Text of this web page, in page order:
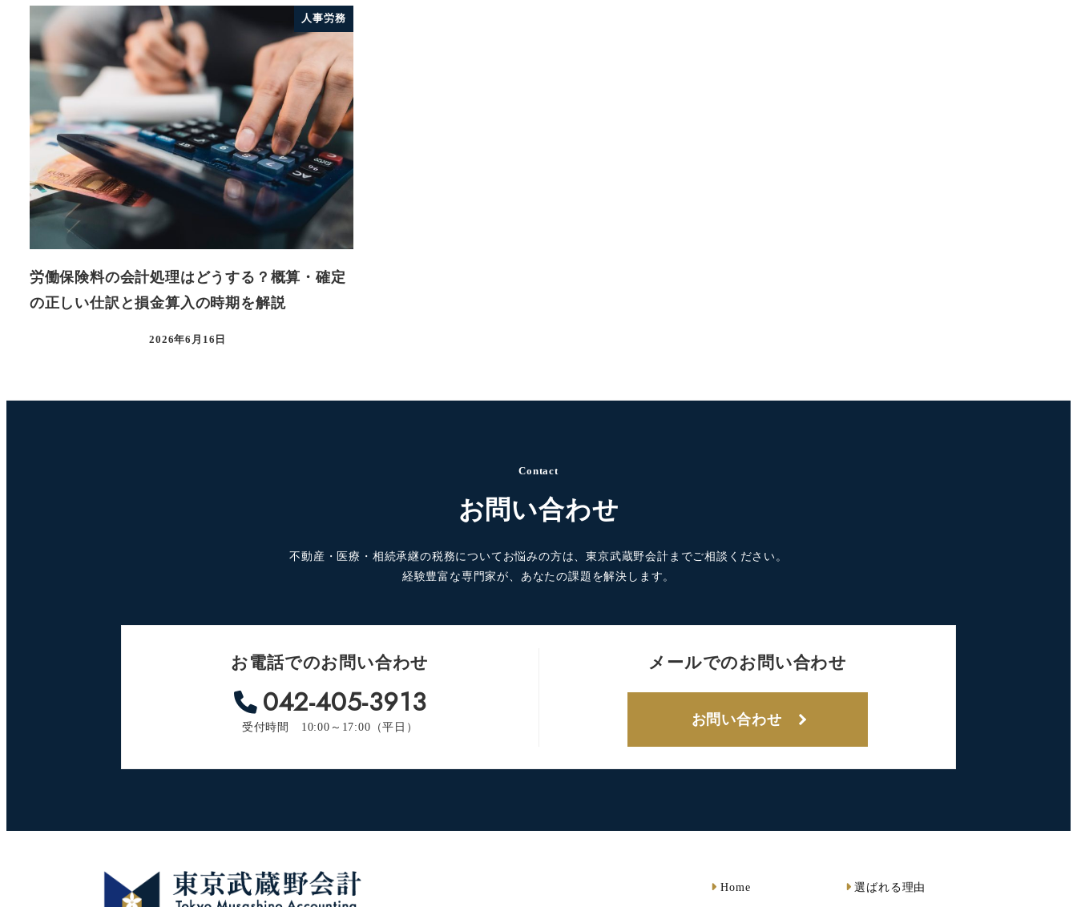
人事労務
労働保険料の会計処理はどうする？概算・確定
の正しい仕訳と損金算入の時期を解説
2026年6月16日
Contact
お問い合わせ
不動産・医療・相続承継の税務についてお悩みの方は、東京武蔵野会計までご相談ください。
経験豊富な専門家が、あなたの課題を解決します。
お電話でのお問い合わせ
042-405-3913
受付時間 10:00～17:00（平日）
メールでのお問い合わせ
お問い合わせ
Home 選ばれる理由